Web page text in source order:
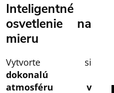
Inteligentné
osvetlenie na
mieru
Vytvorte si
dokonalú
atmosféru v